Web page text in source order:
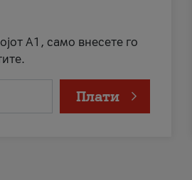
А1, само внесете го
Плати